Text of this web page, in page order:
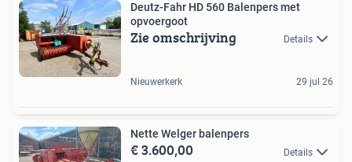
Deutz-Fahr HD 560 Balenpers met
opvoergoot
Zie omschrijving Details
Nieuwerkerk 29 jul 26
Nette Welger balenpers
€ 3.600,00 Details